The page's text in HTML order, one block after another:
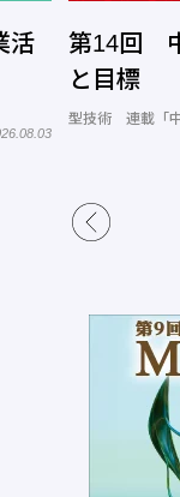
年末の話題
2026.07.24